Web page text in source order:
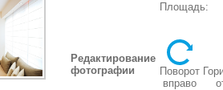
Площадь:
Редактирование
фотографии
Поворот
вправо